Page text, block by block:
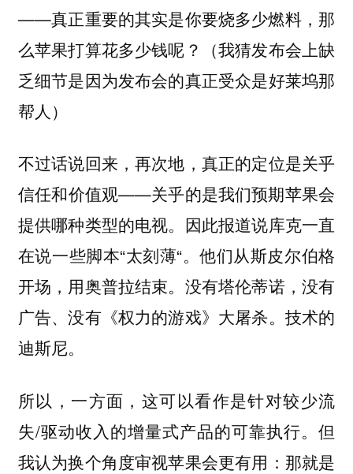
——真正重要的其实是你要烧多少燃料，那
么苹果打算花多少钱呢？（我猜发布会上缺
乏细节是因为发布会的真正受众是好莱坞那
帮人）
不过话说回来，再次地，真正的定位是关乎
信任和价值观——关乎的是我们预期苹果会
提供哪种类型的电视。因此报道说库克一直
在说一些脚本“太刻薄“。他们从斯皮尔伯格
开场，用奥普拉结束。没有塔伦蒂诺，没有
广告、没有《权力的游戏》大屠杀。技术的
迪斯尼。
所以，一方面，这可以看作是针对较少流
失/驱动收入的增量式产品的可靠执行。但
我认为换个角度审视苹果会更有用：那就是